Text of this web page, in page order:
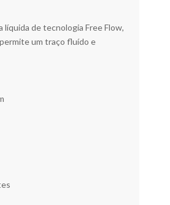
de tecnologia Free Flow,
um traço fluído e